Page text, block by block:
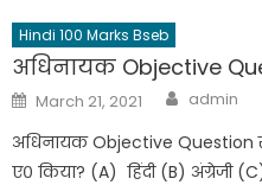
Hindi 100 Marks Bseb
अधिनायक Objective
March 21, 2021 admin
अधिनायक Objective Question
ए० किया? (A) हिंदी (B) अंग्रेजी